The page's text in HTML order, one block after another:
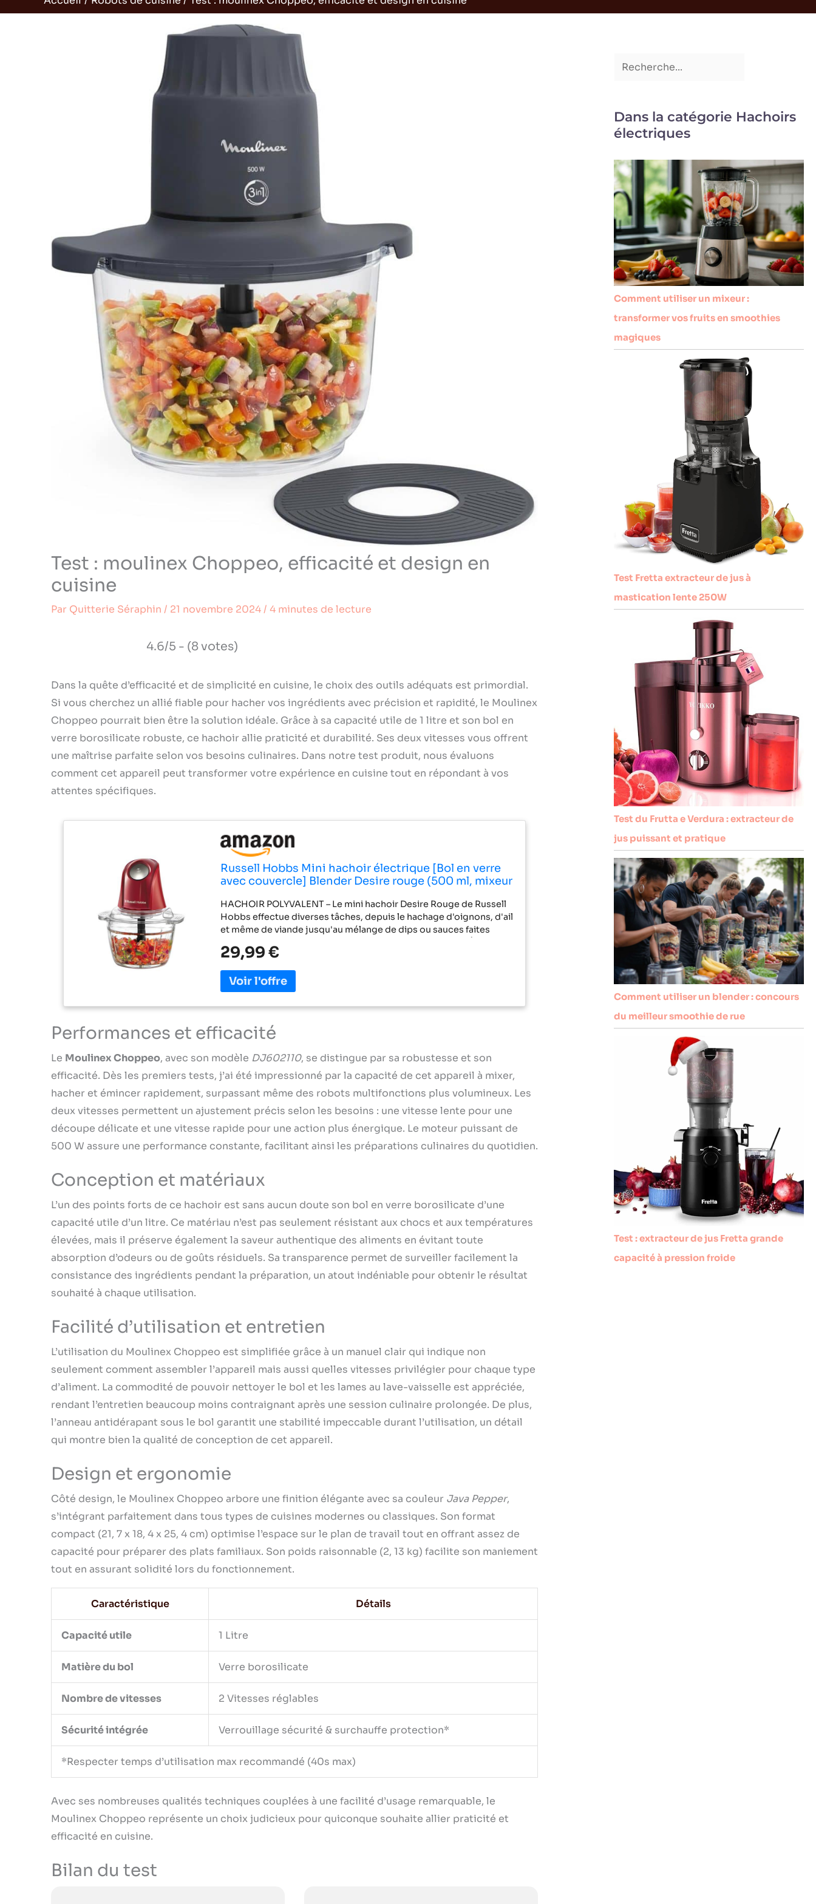
Test : moulinex Choppeo, efficacité et design en
cuisine
Par Quitterie Séraphin / 21 novembre 2024/ 4 minutes de lecture
4.6/5 - (8 votes)
Dans la quête d’efficacité et de simplicité en cuisine, le choix des outils adéquats est primordial.
Si vous cherchez un allié fiable pour hacher vos ingrédients avec précision et rapidité, le Moulinex
Choppeo pourrait bien être la solution idéale. Grâce à sa capacité utile de 1 litre et son bol en
verre borosilicate robuste, ce hachoir allie praticité et durabilité. Ses deux vitesses vous offrent
une maîtrise parfaite selon vos besoins culinaires. Dans notre test produit, nous évaluons
comment cet appareil peut transformer votre expérience en cuisine tout en répondant à vos
attentes spécifiques.
Russell Hobbs Mini hachoir électrique [Bol en verre
avec couvercle] Blender Desire rouge (500 ml, mixeur
lames en acier inoxydable, 350 W) 27132-56
HACHOIR POLYVALENT – Le mini hachoir Desire Rouge de Russell
Hobbs effectue diverses tâches, depuis le hachage d'oignons, d'ail
et même de viande jusqu'au mélange de dips ou sauces faites
NETTOYER, PIÈCES SANS BPA – Ce hachoir accélère non
seulement la préparation de vos repas, mais il facilite également le
nettoyage grâce à ses pièces amovibles sans BPA qui peuvent être
lavées directement au lave-vaisselle. CAPACITÉ DE 500 ML - Avec
un bol en verre d'un litre pouvant contenir 500 ml d'aliments, vous
de toute votre famille ou de vos invités. FACILE À UTILISER –
pour une préparation et un hachage rapides des aliments au
quotidien. PUISSANCE DE 350 WATTS – Avec une puissance
impressionnante de 350 W, le mini hachoir Desire Red est certes
compact, mais il mixera sans effort vos fruits et légumes d'une
simple pression sur un bouton.
29,99 €
Performances et efficacité
Le Moulinex Choppeo, avec son modèle DJ602110, se distingue par sa robustesse et son
efficacité. Dès les premiers tests, j’ai été impressionné par la capacité de cet appareil à mixer,
hacher et émincer rapidement, surpassant même des robots multifonctions plus volumineux. Les
deux vitesses permettent un ajustement précis selon les besoins : une vitesse lente pour une
découpe délicate et une vitesse rapide pour une action plus énergique. Le moteur puissant de
500 W assure une performance constante, facilitant ainsi les préparations culinaires du quotidien.
Conception et matériaux
L’un des points forts de ce hachoir est sans aucun doute son bol en verre borosilicate d’une
capacité utile d’un litre. Ce matériau n’est pas seulement résistant aux chocs et aux températures
élevées, mais il préserve également la saveur authentique des aliments en évitant toute
absorption d’odeurs ou de goûts résiduels. Sa transparence permet de surveiller facilement la
consistance des ingrédients pendant la préparation, un atout indéniable pour obtenir le résultat
souhaité à chaque utilisation.
Facilité d’utilisation et entretien
L’utilisation du Moulinex Choppeo est simplifiée grâce à un manuel clair qui indique non
seulement comment assembler l’appareil mais aussi quelles vitesses privilégier pour chaque type
d’aliment. La commodité de pouvoir nettoyer le bol et les lames au lave-vaisselle est appréciée,
rendant l’entretien beaucoup moins contraignant après une session culinaire prolongée. De plus,
l’anneau antidérapant sous le bol garantit une stabilité impeccable durant l’utilisation, un détail
qui montre bien la qualité de conception de cet appareil.
Design et ergonomie
Côté design, le Moulinex Choppeo arbore une finition élégante avec sa couleur Java Pepper,
s’intégrant parfaitement dans tous types de cuisines modernes ou classiques. Son format
compact (21, 7 x 18, 4 x 25, 4 cm) optimise l’espace sur le plan de travail tout en offrant assez de
capacité pour préparer des plats familiaux. Son poids raisonnable (2, 13 kg) facilite son maniement
tout en assurant solidité lors du fonctionnement.
Caractéristique Détails
Capacité utile 1 Litre
Matière du bol Verre borosilicate
Nombre de vitesses 2 Vitesses réglables
Sécurité intégrée Verrouillage sécurité & surchauffe protection*
*Respecter temps d’utilisation max recommandé (40s max)
Avec ses nombreuses qualités techniques couplées à une facilité d’usage remarquable, le
Moulinex Choppeo représente un choix judicieux pour quiconque souhaite allier praticité et
efficacité en cuisine.
Bilan du test
Dans la catégorie Hachoirs
électriques
Comment utiliser un mixeur :
transformer vos fruits en smoothies
magiques
Test Fretta extracteur de jus à
mastication lente 250W
Test du Frutta e Verdura : extracteur de
jus puissant et pratique
Comment utiliser un blender : concours
du meilleur smoothie de rue
Test : extracteur de jus Fretta grande
capacité à pression froide